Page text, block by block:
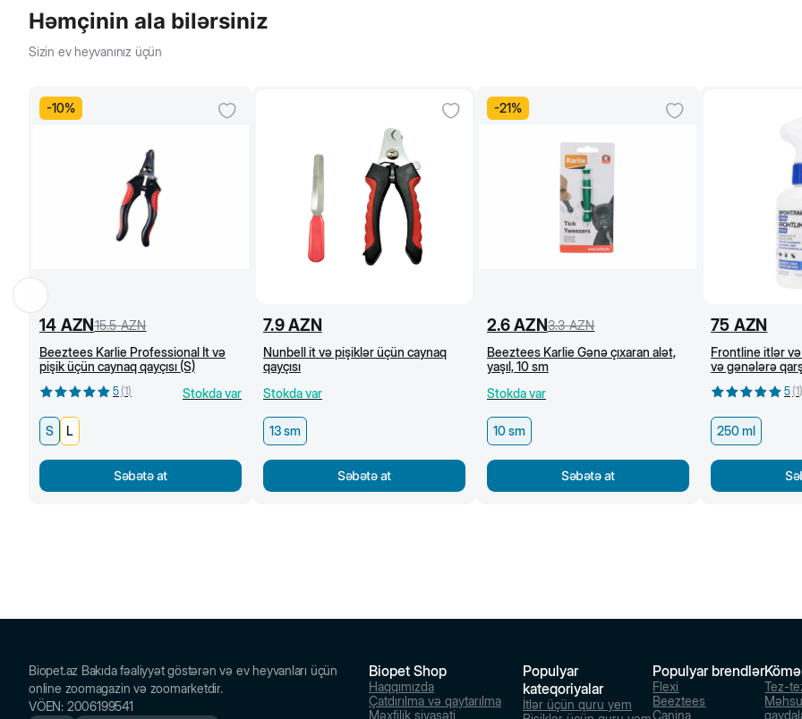
Həmçinin ala bilərsiniz
Sizin ev heyvanınız üçün
-10%
14 AZN15.5 AZN
Beeztees Karlie Professional İt və
pişik üçün caynaq qayçısı (S)
5 (1) Stokda var
S L
Səbətə at
7.9 AZN
Nunbell it və pişiklər üçün caynaq
qayçısı
Stokda var
13 sm
Səbətə at
-21%
2.6 AZN3.3 AZN
Beeztees Karlie Gənə çıxaran alət,
yaşıl, 10 sm
Stokda var
10 sm
Səbətə at
75 AZN
Frontline itlər
və gənələrə
5 (1)
250 ml
Biopet.az Bakıda fəaliyyət göstərən və ev heyvanları üçün
online zoomagazin və zoomarketdir.
VÖEN: 2006199541
Biopet Shop
Haqqımızda
Çatdırılma və qaytarılma
Məxfilik siyasəti
Populyar
kateqoriyalar
İtlər üçün quru yem
Populyar brendlər
Flexi
Beeztees
Canina
Tez-